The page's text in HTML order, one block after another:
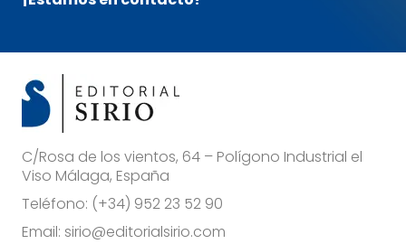
C/Rosa de los vientos, 64 – Polígono Industrial el
Viso Málaga, España
Teléfono: (+34) 952 23 52 90
Email: sirio@editorialsirio.com